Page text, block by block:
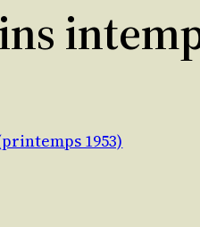
1953)